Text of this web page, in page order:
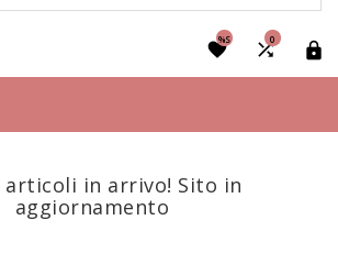


0

%S
articoli in arrivo! Sito in
aggiornamento